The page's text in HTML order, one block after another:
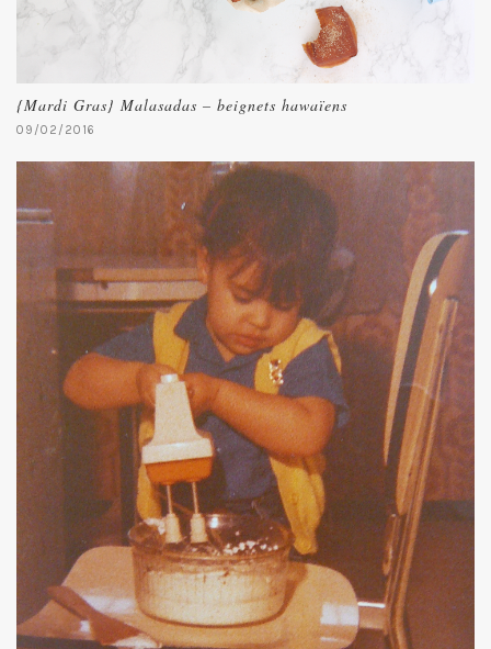
{Mardi Gras} Malasadas – beignets hawaïens
09/02/2016